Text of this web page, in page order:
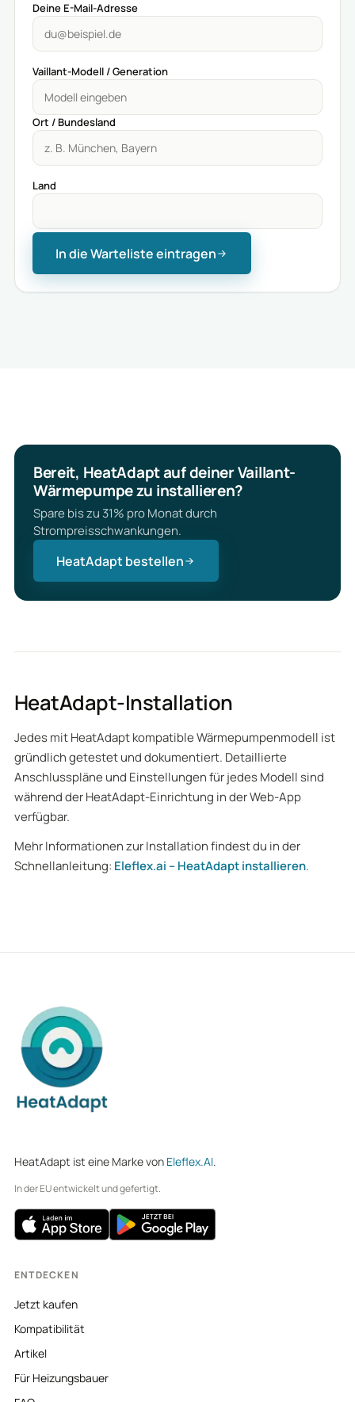
Deine E-Mail-Adresse
Vaillant-Modell / Generation
Ort / Bundesland
Land
In die Warteliste eintragen
Bereit, HeatAdapt auf deiner Vaillant-
Wärmepumpe zu installieren?
Spare bis zu 31% pro Monat durch
Strompreisschwankungen.
HeatAdapt bestellen
HeatAdapt-Installation
Jedes mit HeatAdapt kompatible Wärmepumpenmodell ist
gründlich getestet und dokumentiert. Detaillierte
Anschlusspläne und Einstellungen für jedes Modell sind
während der HeatAdapt-Einrichtung in der Web-App
verfügbar.
Mehr Informationen zur Installation findest du in der
Schnellanleitung: Eleflex.ai – HeatAdapt installieren.
HeatAdapt ist eine Marke von Eleflex.AI.
In der EU entwickelt und gefertigt.
ENTDECKEN
Jetzt kaufen
Kompatibilität
Artikel
Für Heizungsbauer